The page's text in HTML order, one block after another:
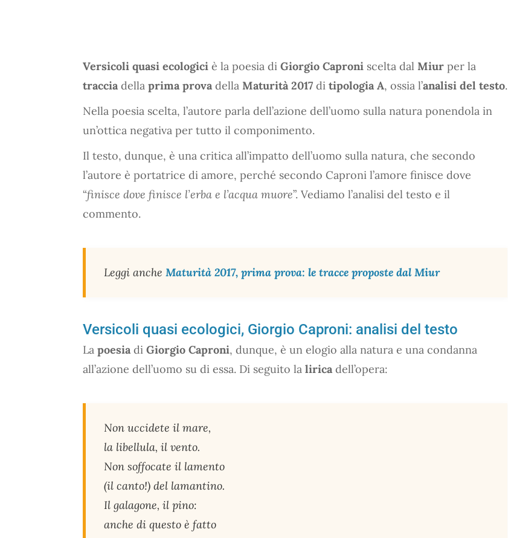
Versicoli quasi ecologici è la poesia di Giorgio Caproni scelta dal Miur per la
traccia della prima prova della Maturità 2017 di tipologia A, ossia l’analisi del testo.
Nella poesia scelta, l’autore parla dell’azione dell’uomo sulla natura ponendola in
un’ottica negativa per tutto il componimento.
Il testo, dunque, è una critica all’impatto dell’uomo sulla natura, che secondo
l’autore è portatrice di amore, perché secondo Caproni l’amore finisce dove
“finisce dove finisce l’erba e l’acqua muore”. Vediamo l’analisi del testo e il
commento.
Leggi anche Maturità 2017, prima prova: le tracce proposte dal Miur
Versicoli quasi ecologici, Giorgio Caproni: analisi del testo
La poesia di Giorgio Caproni, dunque, è un elogio alla natura e una condanna
all’azione dell’uomo su di essa. Di seguito la lirica dell’opera:
Non uccidete il mare,
la libellula, il vento.
Non soffocate il lamento
(il canto!) del lamantino.
Il galagone, il pino:
anche di questo è fatto